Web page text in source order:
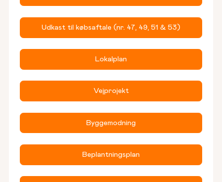
Udkast til købsaftale (nr. 47, 49, 51 & 53)
Lokalplan
Vejprojekt
Byggemodning
Beplantningsplan